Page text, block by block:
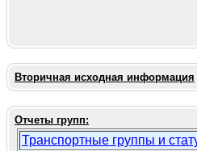
Вторичная исходная информация
Отчеты групп:
Транспортные группы и